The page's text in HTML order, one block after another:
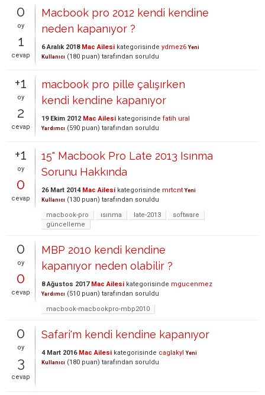
0
oy
1
cevap
Macbook pro 2012 kendi kendine
neden kapanıyor ?
6 Aralık 2018 Mac Ailesi kategorisinde ydmez6 Yeni
Kullanıcı (180 puan) tarafından soruldu
+1
oy
2
cevap
macbook pro pille çalışırken
kendi kendine kapanıyor
19 Ekim 2012 Mac Ailesi kategorisinde fatih ural
Yardımcı (590 puan) tarafından soruldu
+1
oy
0
cevap
15" Macbook Pro Late 2013 Isınma
Sorunu Hakkında
26 Mart 2014 Mac Ailesi kategorisinde mrtcnt Yeni
Kullanıcı (130 puan) tarafından soruldu
macbook-pro
ısınma late-2013
software
güncelleme
0
oy
0
cevap
MBP 2010 kendi kendine
kapanıyor neden olabilir ?
8 Ağustos 2017 Mac Ailesi kategorisinde mgucenmez
Yardımcı (510 puan) tarafından soruldu
macbook-macbookpro-mbp2010
0
oy
3
cevap
Safari'm kendi kendine kapanıyor
4 Mart 2016 Mac Ailesi kategorisinde caglakyl Yeni
Kullanıcı (180 puan) tarafından soruldu